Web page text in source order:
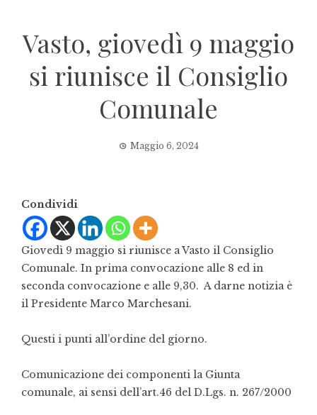
Vasto, giovedì 9 maggio
si riunisce il Consiglio
Comunale
Maggio 6, 2024
Condividi
Giovedì 9 maggio si riunisce a Vasto il Consiglio
Comunale. In prima convocazione alle 8 ed in
seconda convocazione e alle 9,30. A darne notizia è
il Presidente Marco Marchesani.
Questi i punti all’ordine del giorno.
Comunicazione dei componenti la Giunta
comunale, ai sensi dell’art.46 del D.Lgs. n. 267/2000